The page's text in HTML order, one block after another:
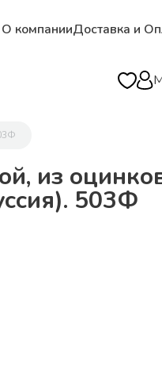
О компанииДоставка и
из
503Ф